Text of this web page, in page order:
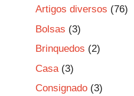
Artigos diversos (76)
Bolsas (3)
Brinquedos (2)
Casa (3)
Consignado (3)